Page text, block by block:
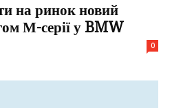
на ринок новий
М-серії у BMW
0